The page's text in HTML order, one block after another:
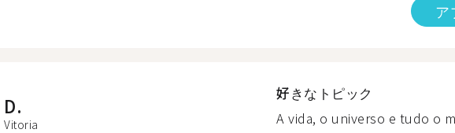
ア
D.
Vitoria
好きなトピック
A vida, o universo e tudo o